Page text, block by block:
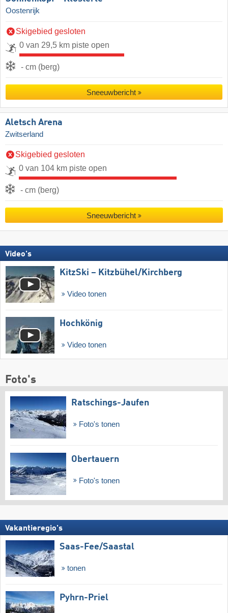
Oostenrijk
Skigebied gesloten
0 van 29,5 km piste open
- cm (berg)
Sneeuwbericht
Aletsch Arena
Zwitserland
Skigebied gesloten
0 van 104 km piste open
- cm (berg)
Sneeuwbericht
Video's
KitzSki – Kitzbühel/​Kirchberg
Video tonen
Hochkönig
Video tonen
Foto's
Ratschings-Jaufen
Foto's tonen
Obertauern
Foto's tonen
Vakantieregio's
Saas-Fee/​Saastal
tonen
Pyhrn-Priel